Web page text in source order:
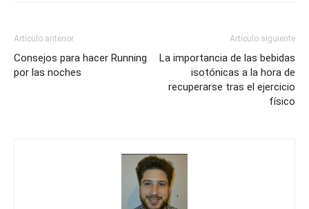
Artículo anterior
Consejos para hacer Running
por las noches
Artículo siguiente
La importancia de las bebidas
isotónicas a la hora de
recuperarse tras el ejercicio
físico